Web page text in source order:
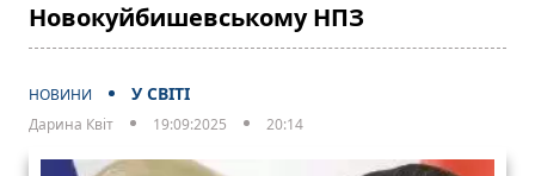
Новокуйбишевському НПЗ
НОВИНИ У СВІТІ
Дарина Квіт 19:09:2025 20:14